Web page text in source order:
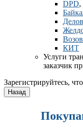
DPD,
КИТ
Услуги
заказчик
Зарегистрируйтесь,